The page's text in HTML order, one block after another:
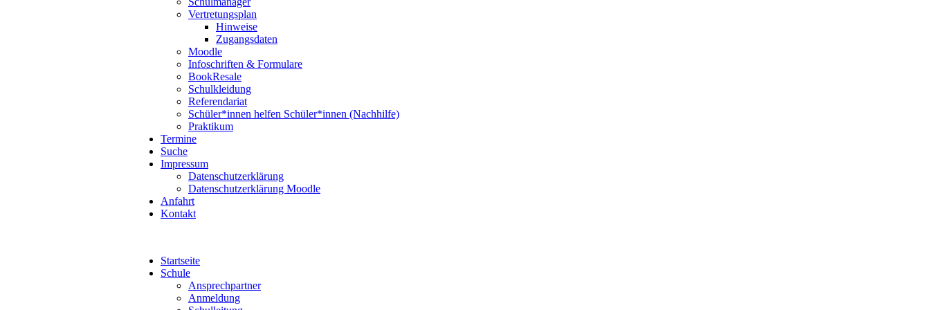
Vertretungsplan
Hinweise
Zugangsdaten
Moodle
Infoschriften & Formulare
BookResale
Schulkleidung
Referendariat
Schüler*innen helfen Schüler*innen (Nachhilfe)
Praktikum
Termine
Suche
Impressum
Datenschutzerklärung
Datenschutzerklärung Moodle
Anfahrt
Kontakt
Startseite
Schule
Ansprechpartner
Anmeldung